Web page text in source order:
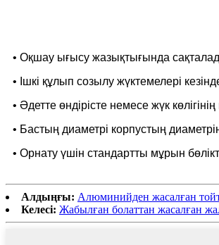
• Оқшау ығысу жазықтығында
• Ішкі құлып созылу жүктемелері
• Әдетте өндірісте немесе жүк
• Бастың диаметрі корпустың
• Орнату үшін стандартты мұрын
Алдыңғы: Алюминийден жасалған
Келесі: Жабылған болаттан жасалған